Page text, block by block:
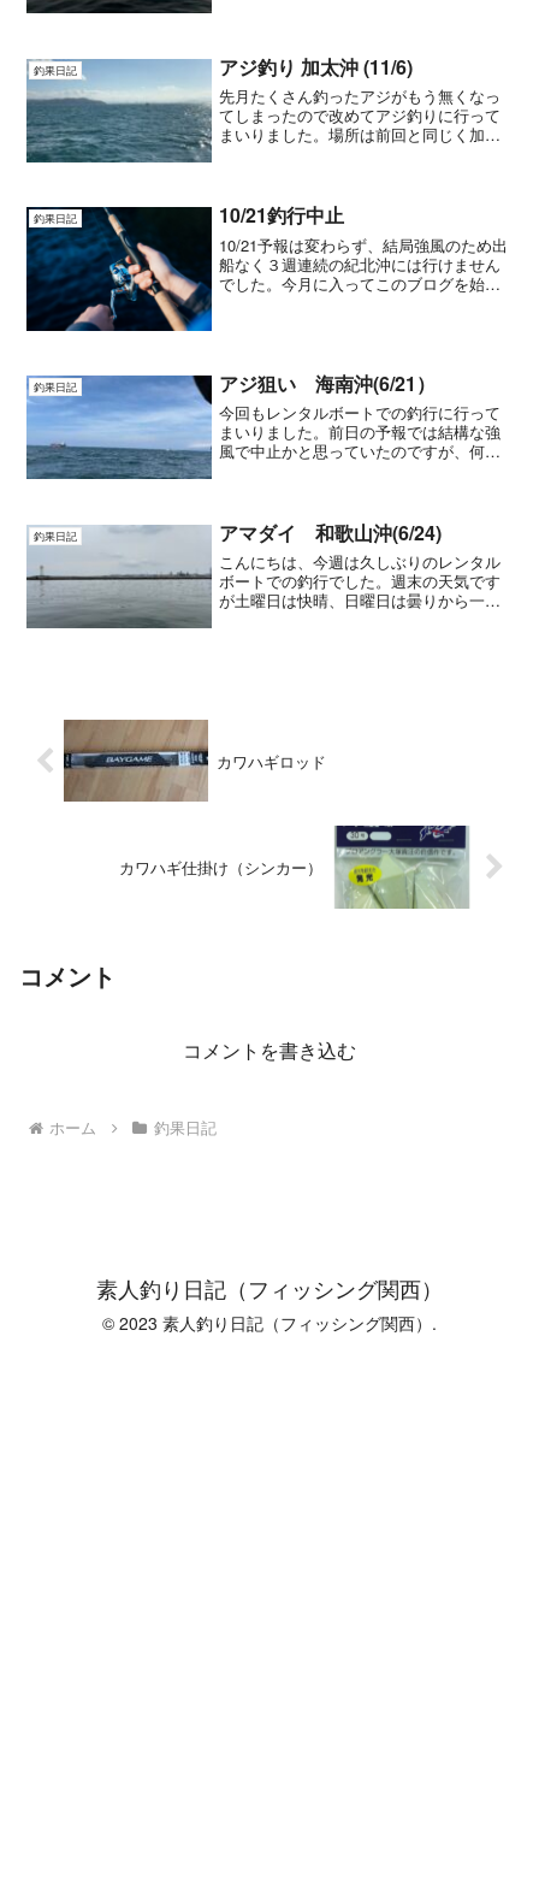
まいりました。早朝５時...
釣果日記 アジ釣り 加太沖 (11/6)
先月たくさん釣ったアジがもう無くなっ
てしまったので改めてアジ釣りに行って
まいりました。場所は前回と同じく加太
くなってくる季節になって...
釣果日記 10/21釣行中止
10/21予報は変わらず、結局強風のため出
船なく３週連続の紀北沖には行けません
でした。今月に入ってこのブログを始め
釣果日記 アジ狙い 海南沖(6/21）
今回もレンタルボートでの釣行に行って
まいりました。前日の予報では結構な強
風で中止かと思っていたのですが、何と
辿り着けそうも無く、途中...
釣果日記 アマダイ 和歌山沖(6/24)
こんにちは、今週は久しぶりのレンタル
ボートでの釣行でした。週末の天気です
が土曜日は快晴、日曜日は曇りから一時
カワハギロッド
カワハギ仕掛け（シンカー）
コメント
コメントを書き込む
ホーム 釣果日記
素人釣り日記（フィッシング関西）
© 2023 素人釣り日記（フィッシング関西）.